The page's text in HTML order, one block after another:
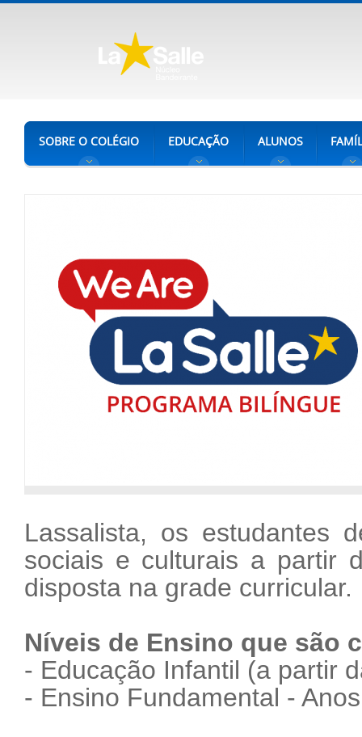
SOBRE O COLÉGIO EDUCAÇÃO ALUNOS
Lassalista, os estudantes
sociais e culturais a partir
disposta na grade curricular.
Níveis de Ensino que são
- Educação Infantil (a partir
- Ensino Fundamental -